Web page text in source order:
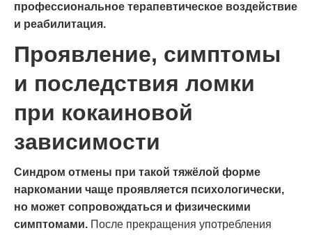
профессиональное терапевтическое воздействие
и реабилитация.
Проявление, симптомы
и последствия ломки
при кокаиновой
зависимости
Синдром отмены при такой тяжёлой форме
наркомании чаще проявляется психологически,
но может сопровождаться и физическими
симптомами. После прекращения употребления